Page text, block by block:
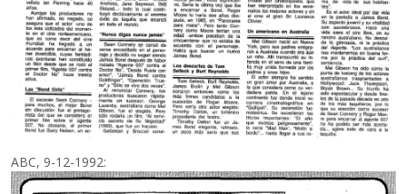
ABC, 9-12-1992: